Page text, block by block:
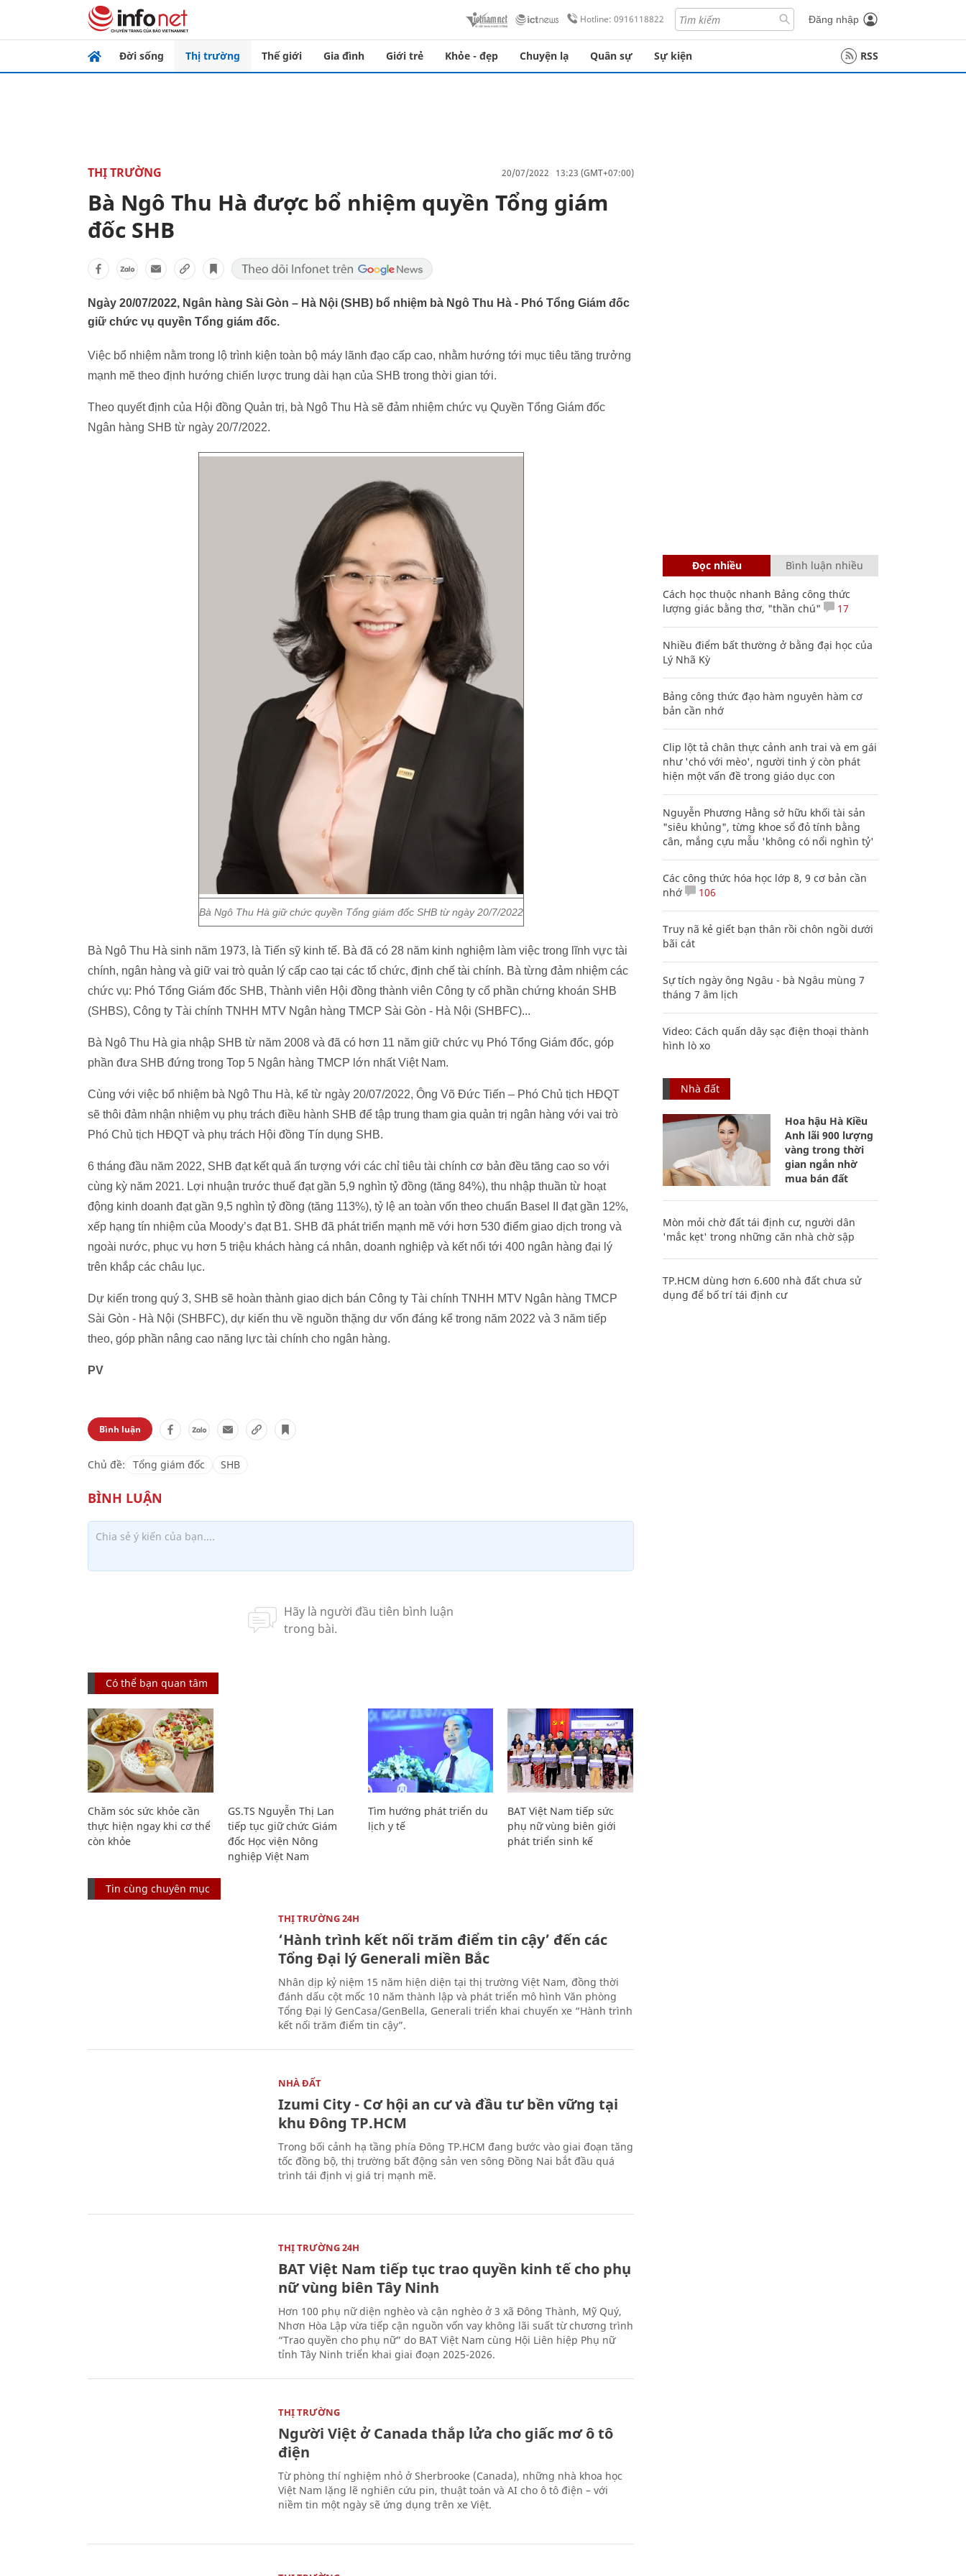
Hotline: 0916118822 Đăng nhập
Đời sống Thị trường Thế giới Gia đình Giới trẻ Khỏe - đẹp Chuyện lạ Quân sự Sự kiện RSS
THỊ TRƯỜNG 20/07/2022 13:23 (GMT+07:00)
Bà Ngô Thu Hà được bổ nhiệm quyền Tổng giám
đốc SHB
Ngày 20/07/2022, Ngân hàng Sài Gòn – Hà Nội (SHB) bổ nhiệm bà Ngô Thu Hà - Phó Tổng Giám đốc
giữ chức vụ quyền Tổng giám đốc.
Việc bổ nhiệm nằm trong lộ trình kiện toàn bộ máy lãnh đạo cấp cao, nhằm hướng tới mục tiêu tăng trưởng
mạnh mẽ theo định hướng chiến lược trung dài hạn của SHB trong thời gian tới.
Theo quyết định của Hội đồng Quản trị, bà Ngô Thu Hà sẽ đảm nhiệm chức vụ Quyền Tổng Giám đốc
Ngân hàng SHB từ ngày 20/7/2022.
Bà Ngô Thu Hà giữ chức quyền Tổng giám đốc SHB từ ngày 20/7/2022
Bà Ngô Thu Hà sinh năm 1973, là Tiến sỹ kinh tế. Bà đã có 28 năm kinh nghiệm làm việc trong lĩnh vực tài
chính, ngân hàng và giữ vai trò quản lý cấp cao tại các tổ chức, định chế tài chính. Bà từng đảm nhiệm các
chức vụ: Phó Tổng Giám đốc SHB, Thành viên Hội đồng thành viên Công ty cổ phần chứng khoán SHB
(SHBS), Công ty Tài chính TNHH MTV Ngân hàng TMCP Sài Gòn - Hà Nội (SHBFC)...
Bà Ngô Thu Hà gia nhập SHB từ năm 2008 và đã có hơn 11 năm giữ chức vụ Phó Tổng Giám đốc, góp
phần đưa SHB đứng trong Top 5 Ngân hàng TMCP lớn nhất Việt Nam.
Cùng với việc bổ nhiệm bà Ngô Thu Hà, kể từ ngày 20/07/2022, Ông Võ Đức Tiến – Phó Chủ tịch HĐQT
sẽ thôi đảm nhận nhiệm vụ phụ trách điều hành SHB để tập trung tham gia quản trị ngân hàng với vai trò
Phó Chủ tịch HĐQT và phụ trách Hội đồng Tín dụng SHB.
6 tháng đầu năm 2022, SHB đạt kết quả ấn tượng với các chỉ tiêu tài chính cơ bản đều tăng cao so với
cùng kỳ năm 2021. Lợi nhuận trước thuế đạt gần 5,9 nghìn tỷ đồng (tăng 84%), thu nhập thuần từ hoạt
động kinh doanh đạt gần 9,5 nghìn tỷ đồng (tăng 113%), tỷ lệ an toàn vốn theo chuẩn Basel II đạt gần 12%,
xếp hạng tín nhiệm của Moody’s đạt B1. SHB đã phát triển mạnh mẽ với hơn 530 điểm giao dịch trong và
ngoài nước, phục vụ hơn 5 triệu khách hàng cá nhân, doanh nghiệp và kết nối tới 400 ngân hàng đại lý
trên khắp các châu lục.
Dự kiến trong quý 3, SHB sẽ hoàn thành giao dịch bán Công ty Tài chính TNHH MTV Ngân hàng TMCP
Sài Gòn - Hà Nội (SHBFC), dự kiến thu về nguồn thặng dư vốn đáng kể trong năm 2022 và 3 năm tiếp
theo, góp phần nâng cao năng lực tài chính cho ngân hàng.
PV
Bình luận
Chủ đề: Tổng giám đốc SHB
Có thể bạn quan tâm
Chăm sóc sức khỏe cần
thực hiện ngay khi cơ thể
còn khỏe
GS.TS Nguyễn Thị Lan
tiếp tục giữ chức Giám
đốc Học viện Nông
nghiệp Việt Nam
Tìm hướng phát triển du
lịch y tế
BAT Việt Nam tiếp sức
phụ nữ vùng biên giới
phát triển sinh kế
Tin cùng chuyên mục
THỊ TRƯỜNG 24H
‘Hành trình kết nối trăm điểm tin cậy’ đến các
Tổng Đại lý Generali miền Bắc
Nhân dịp kỷ niệm 15 năm hiện diện tại thị trường Việt Nam, đồng thời
đánh dấu cột mốc 10 năm thành lập và phát triển mô hình Văn phòng
Tổng Đại lý GenCasa/GenBella, Generali triển khai chuyến xe “Hành trình
kết nối trăm điểm tin cậy”.
NHÀ ĐẤT
Izumi City - Cơ hội an cư và đầu tư bền vững tại
khu Đông TP.HCM
Trong bối cảnh hạ tầng phía Đông TP.HCM đang bước vào giai đoạn tăng
tốc đồng bộ, thị trường bất động sản ven sông Đồng Nai bắt đầu quá
trình tái định vị giá trị mạnh mẽ.
THỊ TRƯỜNG 24H
BAT Việt Nam tiếp tục trao quyền kinh tế cho phụ
nữ vùng biên Tây Ninh
Hơn 100 phụ nữ diện nghèo và cận nghèo ở 3 xã Đông Thành, Mỹ Quý,
Nhơn Hòa Lập vừa tiếp cận nguồn vốn vay không lãi suất từ chương trình
“Trao quyền cho phụ nữ” do BAT Việt Nam cùng Hội Liên hiệp Phụ nữ
tỉnh Tây Ninh triển khai giai đoạn 2025-2026.
THỊ TRƯỜNG
Người Việt ở Canada thắp lửa cho giấc mơ ô tô
điện
Từ phòng thí nghiệm nhỏ ở Sherbrooke (Canada), những nhà khoa học
Việt Nam lặng lẽ nghiên cứu pin, thuật toán và AI cho ô tô điện – với
niềm tin một ngày sẽ ứng dụng trên xe Việt.
Đọc nhiều Bình luận nhiều
Cách học thuộc nhanh Bảng công thức
lượng giác bằng thơ, "thần chú"
17
Nhiều điểm bất thường ở bằng đại học của
Lý Nhã Kỳ
Bảng công thức đạo hàm nguyên hàm cơ
bản cần nhớ
Clip lột tả chân thực cảnh anh trai và em gái
như 'chó với mèo', người tinh ý còn phát
hiện một vấn đề trong giáo dục con
Nguyễn Phương Hằng sở hữu khối tài sản
"siêu khủng", từng khoe sổ đỏ tính bằng
cân, mắng cựu mẫu 'không có nổi nghìn tỷ'
Các công thức hóa học lớp 8, 9 cơ bản cần
nhớ
106
Truy nã kẻ giết bạn thân rồi chôn ngồi dưới
bãi cát
Sự tích ngày ông Ngâu - bà Ngâu mùng 7
tháng 7 âm lịch
Video: Cách quấn dây sạc điện thoại thành
hình lò xo
Nhà đất
Hoa hậu Hà Kiều
Anh lãi 900 lượng
vàng trong thời
gian ngắn nhờ
mua bán đất
Mòn mỏi chờ đất tái định cư, người dân
'mắc kẹt' trong những căn nhà chờ sập
TP.HCM dùng hơn 6.600 nhà đất chưa sử
dụng để bố trí tái định cư